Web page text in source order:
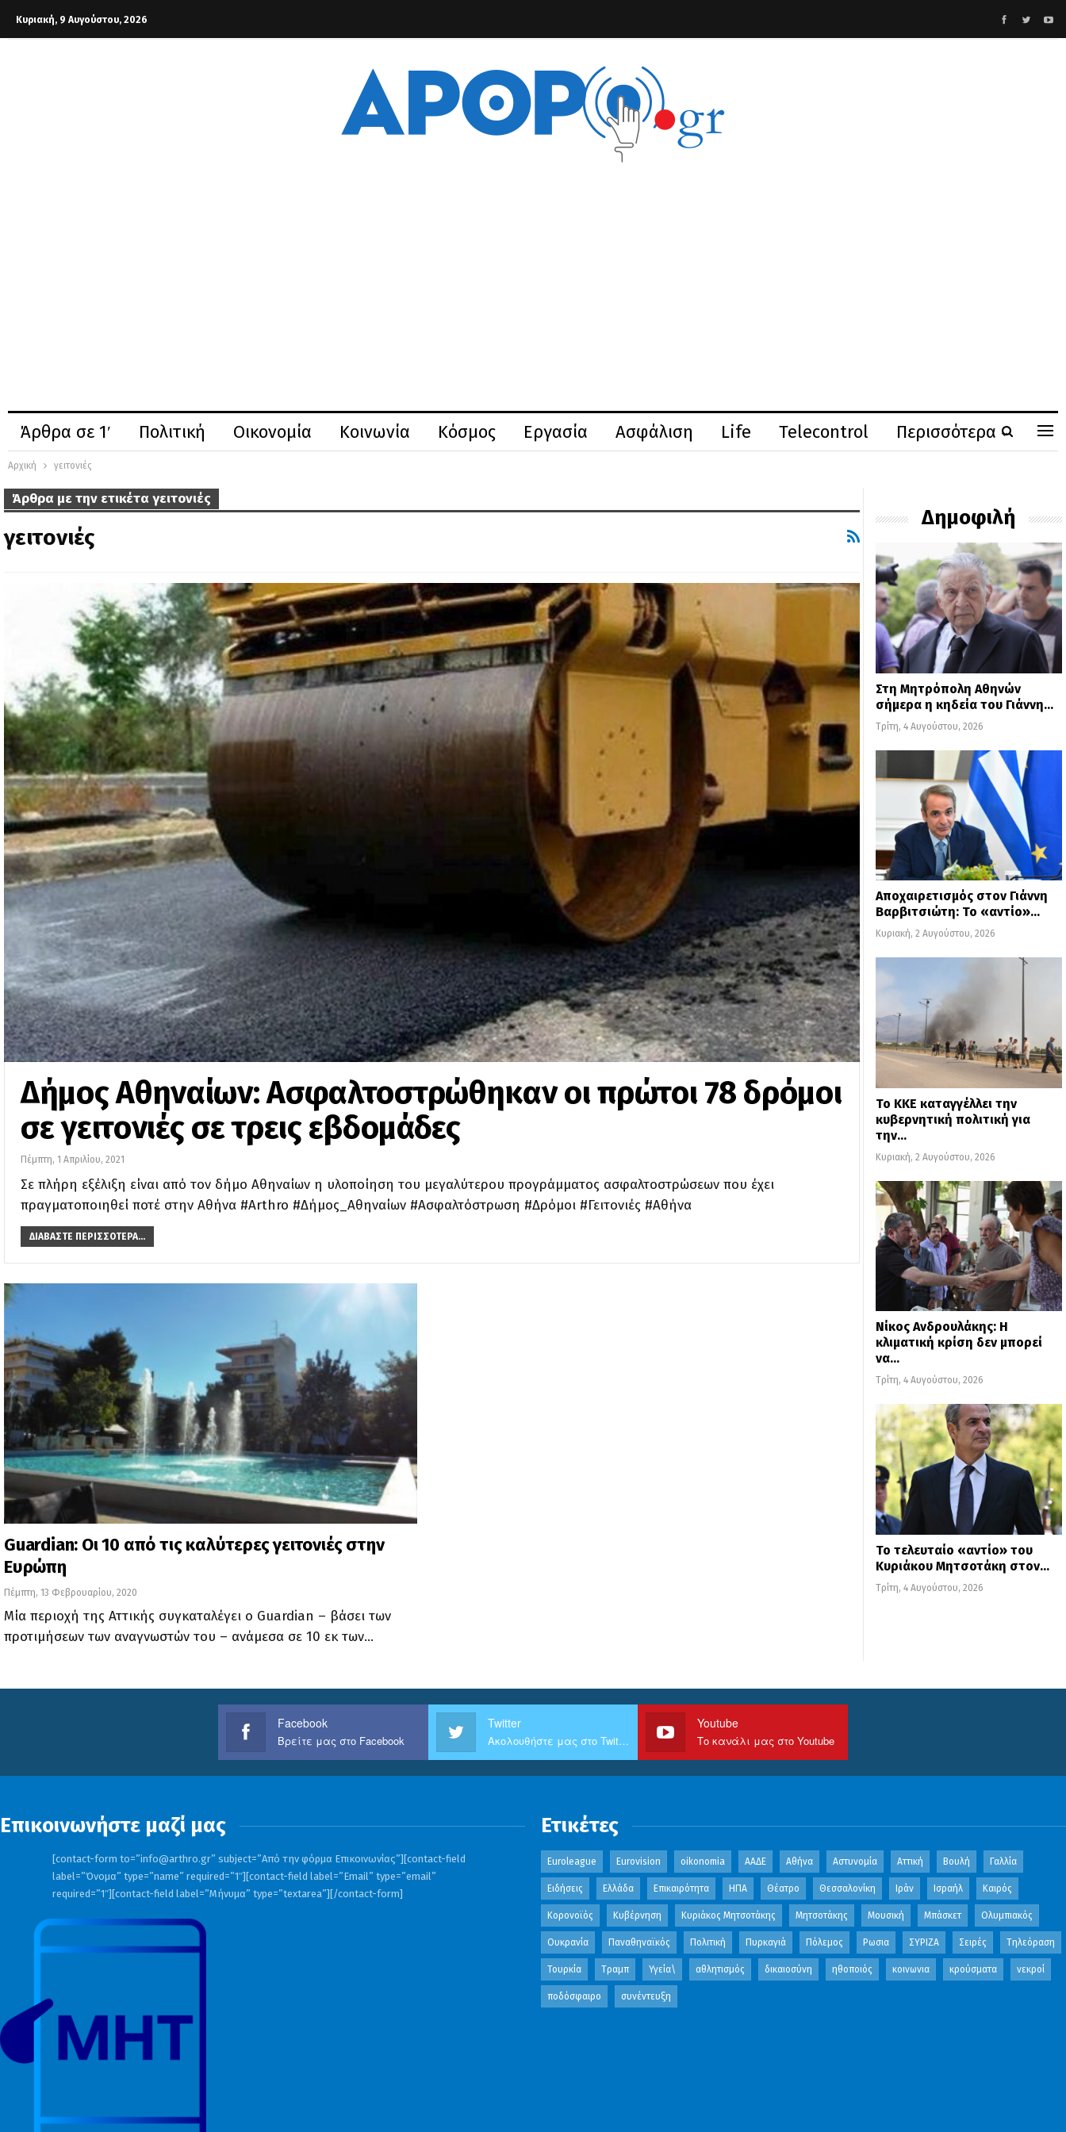
Κυριακή, 9 Αυγούστου, 2026
Άρθρα σε 1′ Πολιτική Οικονομία Κοινωνία Κόσμος Εργασία Ασφάλιση Life Telecontrol Περισσότερα
Αρχική γειτονιές
Άρθρα με την ετικέτα γειτονιές
γειτονιές
Δήμος Αθηναίων: Ασφαλτοστρώθηκαν οι πρώτοι 78 δρόμοι
σε γειτονιές σε τρεις εβδομάδες
Πέμπτη, 1 Απριλίου, 2021
Σε πλήρη εξέλιξη είναι από τον δήμο Αθηναίων η υλοποίηση του μεγαλύτερου προγράμματος ασφαλτοστρώσεων που έχει
πραγματοποιηθεί ποτέ στην Αθήνα #Arthro #Δήμος_Αθηναίων #Ασφαλτόστρωση #Δρόμοι #Γειτονιές #Αθήνα
ΔΙΑΒΆΣΤΕ ΠΕΡΙΣΣΌΤΕΡΑ...
Guardian: Οι 10 από τις καλύτερες γειτονιές στην
Ευρώπη
Πέμπτη, 13 Φεβρουαρίου, 2020
Μία περιοχή της Αττικής συγκαταλέγει ο Guardian – βάσει των
προτιμήσεων των αναγνωστών του – ανάμεσα σε 10 εκ των…
Δημοφιλή
Στη Μητρόπολη Αθηνών
σήμερα η κηδεία του Γιάννη…
Τρίτη, 4 Αυγούστου, 2026
Αποχαιρετισμός στον Γιάννη
Βαρβιτσιώτη: Το «αντίο»…
Κυριακή, 2 Αυγούστου, 2026
Το ΚΚΕ καταγγέλλει την
κυβερνητική πολιτική για
την…
Κυριακή, 2 Αυγούστου, 2026
Νίκος Ανδρουλάκης: Η
κλιματική κρίση δεν μπορεί
να…
Τρίτη, 4 Αυγούστου, 2026
Το τελευταίο «αντίο» του
Κυριάκου Μητσοτάκη στον…
Τρίτη, 4 Αυγούστου, 2026
Facebook
Βρείτε μας στο Facebook
Twitter
Ακολουθήστε μας στο Twitter
Youtube
Το κανάλι μας στο Youtube
Επικοινωνήστε μαζί μας
[contact-form to=”info@arthro.gr” subject=”Από την φόρμα Επικοινωνίας”][contact-field
label=”Όνομα” type=”name” required=”1″][contact-field label=”Email” type=”email”
required=”1″][contact-field label=”Μήνυμα” type=”textarea”][/contact-form]
Ετικέτες
Euroleague Eurovision oikonomia ΑΑΔΕ Αθήνα Αστυνομία Αττική Βουλή Γαλλία
Ειδήσεις Ελλάδα Επικαιρότητα ΗΠΑ Θέατρο Θεσσαλονίκη Ιράν Ισραήλ Καιρός
Κορονοϊός Κυβέρνηση Κυριάκος Μητσοτάκης Μητσοτάκης Μουσική Μπάσκετ Ολυμπιακός
Ουκρανία Παναθηναϊκός Πολιτική Πυρκαγιά Πόλεμος Ρωσια ΣΥΡΙΖΑ Σειρές Τηλεόραση
Τουρκία Τραμπ Υγεία\ αθλητισμός δικαιοσύνη ηθοποιός κοινωνια κρούσματα νεκροί
ποδόσφαιρο συνέντευξη